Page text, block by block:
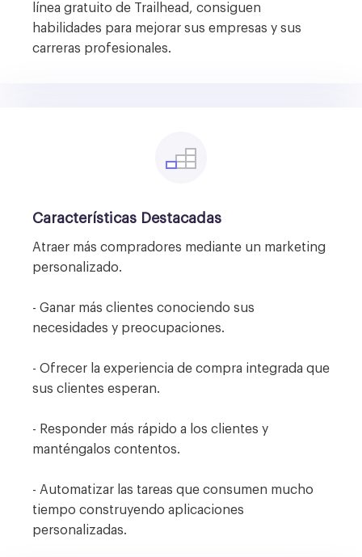
línea gratuito de Trailhead, consiguen
habilidades para mejorar sus empresas y sus
carreras profesionales.
Características Destacadas
Atraer más compradores mediante un marketing
personalizado.
- Ganar más clientes conociendo sus
necesidades y preocupaciones.
- Ofrecer la experiencia de compra integrada que
sus clientes esperan.
- Responder más rápido a los clientes y
manténgalos contentos.
- Automatizar las tareas que consumen mucho
tiempo construyendo aplicaciones
personalizadas.